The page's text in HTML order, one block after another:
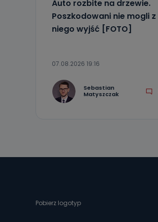
Auto rozbite na drzewie.
Poszkodowani nie mogli z
niego wyjść [FOTO]
07.08.2026 19:16
Sebastian
Matyszczak
Pobierz logotyp